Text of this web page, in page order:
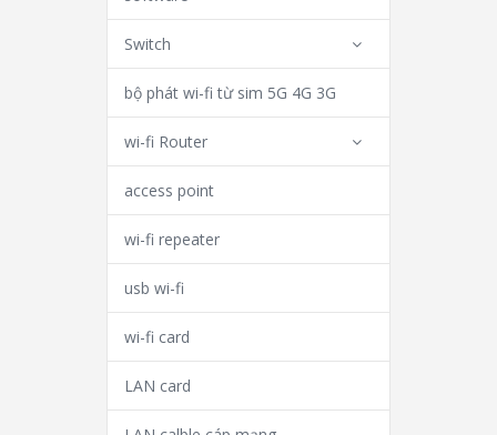
Switch
bộ phát wi-fi từ sim 5G 4G 3G
wi-fi Router
access point
wi-fi repeater
usb wi-fi
wi-fi card
LAN card